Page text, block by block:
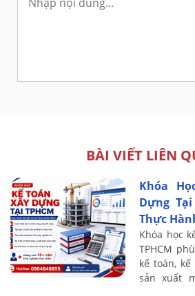
BÀI VIẾT LIÊN
Khóa Học Kế Toán Xây
Dựng
Thực
Khóa học
TPHCM
kế toán,
sản xuất